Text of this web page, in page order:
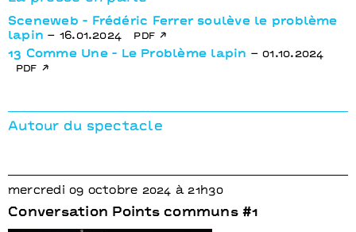
Sceneweb - Frédéric Ferrer soulève le problème
lapin – 16.01.2024
pdf
13 Comme Une - Le Problème lapin – 01.10.2024
pdf
Autour du spectacle
mercredi 09 octobre 2024 à 21h30
Conversation Points communs #1